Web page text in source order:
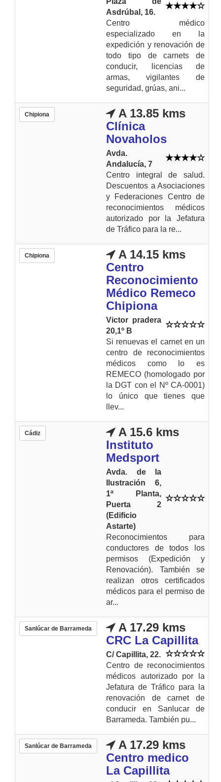
Asdrúbal, 16.
Centro médico
especializado en la
expedición y renovación de
todo tipo de carnets de
conducir, licencias de
armas, vigilantes de
seguridad, grúas, ani...
Chipiona
A 13.85 kms
Clínica
Novaholos
Avda.
Andalucía, 7
Centro integral de salud.
Descuentos a Asociaciones
y Federaciones Centro de
reconocimientos médicos
autorizado por la Jefatura
de Tráfico para la re...
Chipiona
A 14.15 kms
Centro
Reconocimiento
Médico Remeco
Chipiona
Victor pradera
20,1º B
Si renuevas el carnet en un
centro de reconocimientos
médicos como lo es
REMECO (homologado por
la DGT con el Nº CA-0001)
lo único que tienes que
llev...
Cádiz
A 15.6 kms
Instituto
Medsport
Avda. de la
Ilustración 6,
1ª Planta,
Puerta 2
(Edificio
Astarte)
Reconocimientos para
conductores de todos los
permisos (Expedición y
Renovación). También se
realizan otros certificados
médicos para el permiso de
ar...
Sanlúcar de Barrameda
A 17.29 kms
CRC La Capillita
C/ Capillita, 22.
Centro de reconocimientos
médicos autorizado por la
Jefatura de Tráfico para la
renovación de carnet de
conducir en Sanlucar de
Barrameda. También pu...
Sanlúcar de Barrameda
A 17.29 kms
Centro medico
La Capillita